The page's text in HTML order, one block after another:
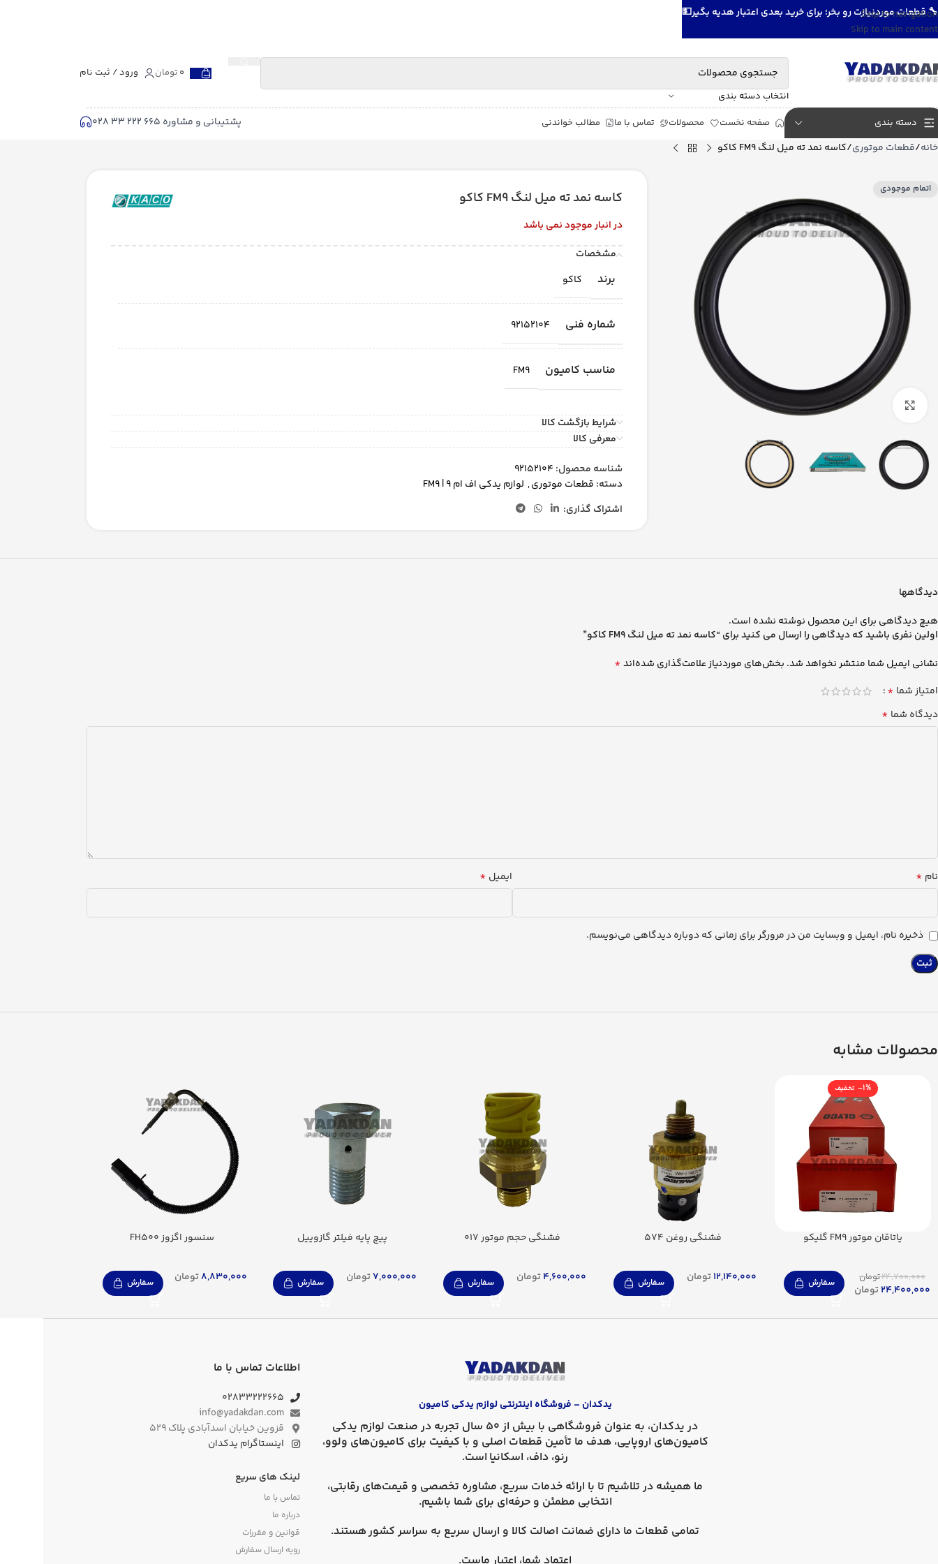
Skip to navigation
Skip to main content
انتخاب دسته بندی
0 تومان ورود / ثبت نام
دسته بندی صفحه نخست محصولات تماس با ما مطالب خواندنی
پشتیبانی و مشاوره 665 222 33 028
خانه قطعات موتوری کاسه نمد ته میل لنگ FM9 کاکو
اتمام موجودی
بزرگنمایی تصویر
کاسه نمد ته میل لنگ FM9 کاکو
در انبار موجود نمی باشد
مشخصات
برند کاکو
شماره فنی 92152104
مناسب کامیون FM9
شرایط بازگشت کالا
معرفی کالا
شناسه محصول: 92152104
دسته: قطعات موتوری, لوازم یدکی اف ام 9 | FM9
اشتراک گذاری:
دیدگاهها
هیچ دیدگاهی برای این محصول نوشته نشده است.
اولین نفری باشید که دیدگاهی را ارسال می کنید برای “کاسه نمد ته میل لنگ FM9 کاکو”
نشانی ایمیل شما منتشر نخواهد شد. بخش‌های موردنیاز علامت‌گذاری شده‌اند*
امتیاز شما *
دیدگاه شما *
نام * ایمیل *
ذخیره نام، ایمیل و وبسایت من در مرورگر برای زمانی که دوباره دیدگاهی می‌نویسم.
محصولات مشابه
-1%
یاتاقان موتور FM9 گلیکو
24,700,000تومان
24,400,000 تومان سفارش
فشنگی روغن 574
12,140,000تومان سفارش
فشنگی حجم موتور 017
4,600,000تومان سفارش
پیچ پایه فیلتر گازوییل
7,000,000 تومان سفارش
سنسور اگزوز FH500
8,830,000تومان سفارش
یدکدان – فروشگاه اینترنتی لوازم یدکی کامیون
در یدکدان
، به عنوان فروشگاهی با بیش از 50 سال تجربه در صنعت لوازم یدکی
کامیون‌های اروپایی، هدف ما تأمین قطعات اصلی و با کیفیت برای کامیون‌های ولوو،
رنو، داف، اسکانیا است.
ما همیشه در تلاشیم تا با ارائه خدمات سریع، مشاوره تخصصی و قیمت‌های رقابتی،
انتخابی مطمئن و حرفه‌ای برای شما باشیم.
تمامی قطعات ما دارای ضمانت اصالت کالا و ارسال سریع به سراسر کشورهستند.
اطلاعات تماس با ما
۰۲۸۳۳۲۲۲۶۶۵
info@yadakdan.com
قزوین خیابان اسدآبادی پلاک ۵۲۹
اینستاگرام یدکدان
لینک های سریع
تماس با ما
درباره ما
قوانین و مقررات
رویه ارسال سفارش
🔧 قطعات موردنیازت رو بخر؛ برای خرید بعدی اعتبار هدیه بگیر💵